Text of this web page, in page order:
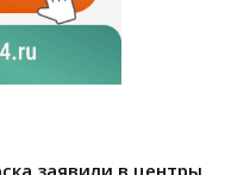
заявили в центры